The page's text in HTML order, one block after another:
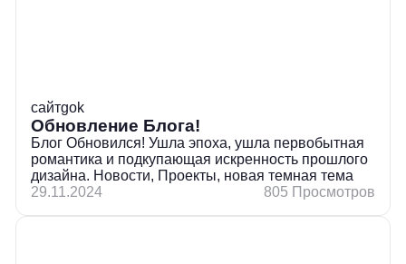
сайтgok
Обновление Блога!
Блог Обновился! Ушла эпоха, ушла первобытная
романтика и подкупающая искренность прошлого
дизайна. Новости, Проекты, новая темная тема
29.11.2024
805 Просмотров